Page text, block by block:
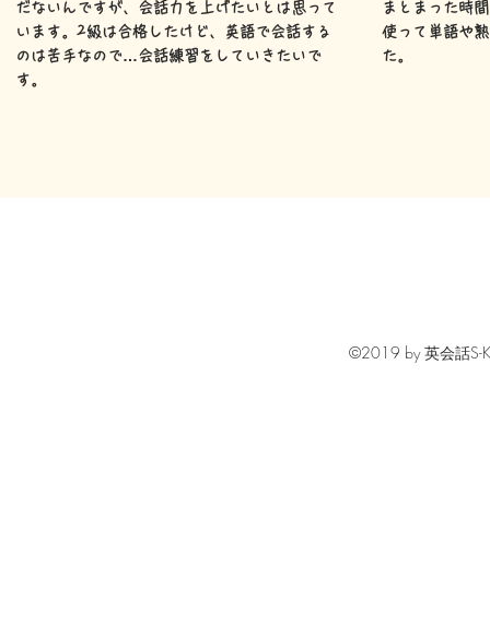
だないんですが、会話力を上げたいとは思って
います。2級は合格したけど、英語で会話する
のは苦手なので…会話練習をしていきたいで
す。
まとまった時
使って単語や
た。
©2019 by 英会話S-